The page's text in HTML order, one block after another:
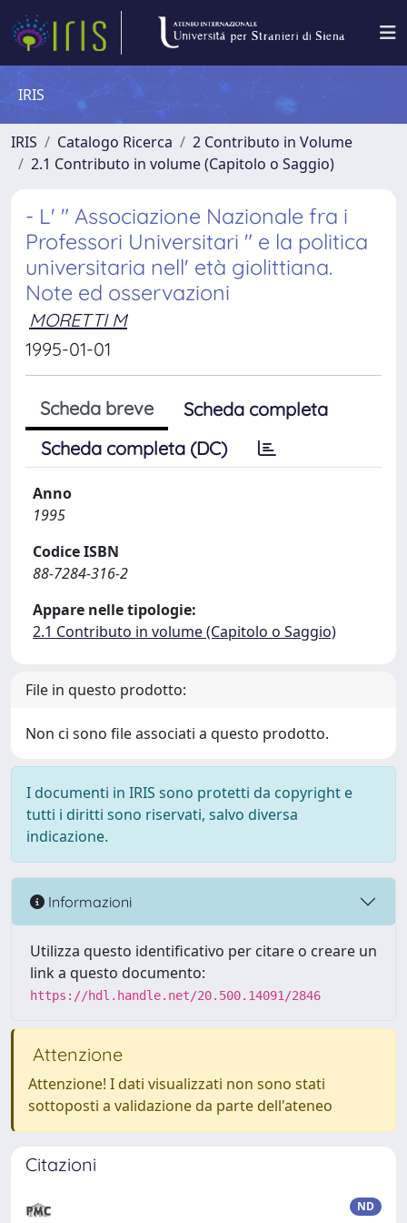
IRIS
IRIS Catalogo Ricerca
2 Contributo in Volume
2.1 Contributo in volume (Capitolo o Saggio)
- L' " Associazione Nazionale fra i
Professori Universitari " e la politica
universitaria nell' età giolittiana.
Note ed osservazioni
MORETTI M
1995-01-01
Scheda breve
Scheda completa
Scheda completa (DC)
Anno
1995
Codice ISBN
88-7284-316-2
Appare nelle tipologie:
2.1 Contributo in volume (Capitolo o Saggio)
File in questo prodotto:
Non ci sono file associati a questo prodotto.
I documenti in IRIS sono protetti da copyright e
tutti i diritti sono riservati, salvo diversa
indicazione.
Informazioni
Utilizza questo identificativo per citare o creare un
link a questo documento:
https://hdl.handle.net/20.500.14091/2846
Attenzione
Attenzione! I dati visualizzati non sono stati
sottoposti a validazione da parte dell'ateneo
Citazioni
ND